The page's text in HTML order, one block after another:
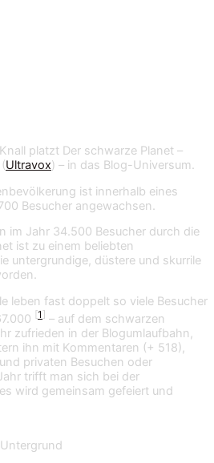
platzt Der schwarze Planet –
Ultravox) – in das Blog-Universum.
ist innerhalb eines
Besucher angewachsen.
im Jahr 34.500 Besucher durch die
ist zu einem beliebten
untergrundige, düstere und skurrile
leben fast doppelt so viele Besucher
[1 ] – auf dem schwarzen
zufrieden in der Blogumlaufbahn,
ihn mit Kommentaren (+ 518),
privaten Besuchen oder
trifft man sich bei der
wird gemeinsam gefeiert und